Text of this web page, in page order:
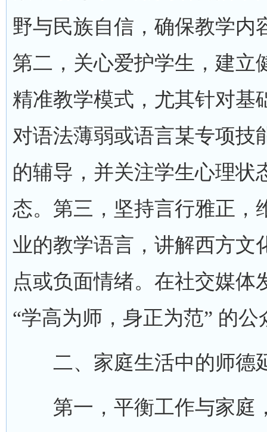
野与民族自信，确保教学内
第二，关心爱护学生，建立
精准教学模式，尤其针对基
对语法薄弱或语言某专项技
的辅导，并关注学生心理状
态。第三，坚持言行雅正，
业的教学语言，讲解西方文
点或负面情绪。在社交媒体
“学高为师，身正为范” 的公
二、家庭生活中的师德
第一，平衡工作与家庭